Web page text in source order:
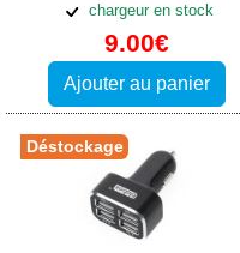
chargeur en stock
9.00€
Ajouter au panier
Déstockage